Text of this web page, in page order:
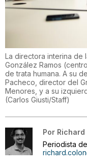
La directora interina de
González Ramos
de trata humana. A su
Pacheco, director del
Menores, y a su
(Carlos Giusti/Staff)
Por Richard
Periodista